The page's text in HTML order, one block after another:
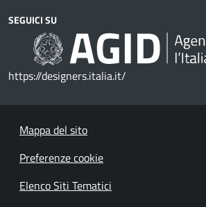
SEGUICI SU
https://designers.italia.it/
Mappa del sito
Preferenze cookie
Elenco Siti Tematici